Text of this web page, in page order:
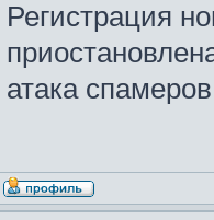
Регистрация
атака спамеров